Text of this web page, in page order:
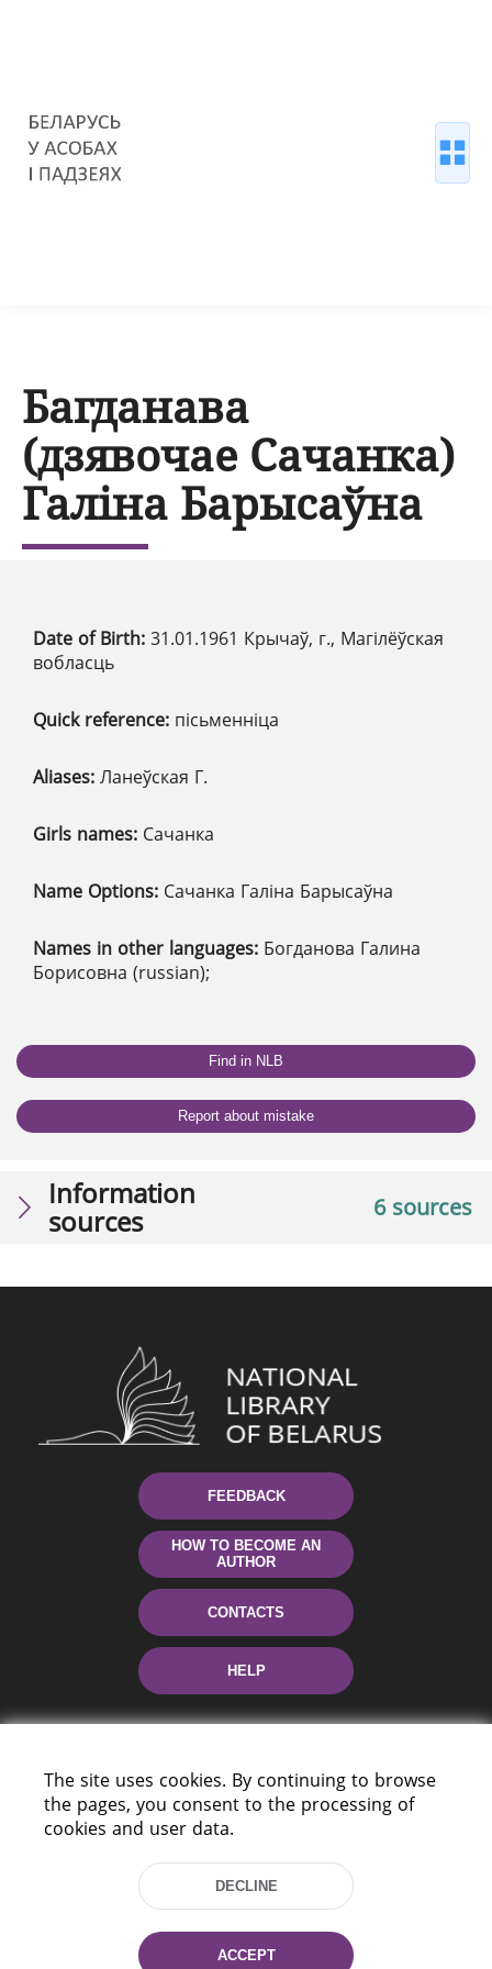
Багданава
(дзявочае Сачанка)
Галіна Барысаўна
Date of Birth: 31.01.1961 Крычаў, г., Магілёўская
вобласць
Quick reference: пісьменніца
Aliases: Ланеўская Г.
Girls names: Сачанка
Name Options: Сачанка Галіна Барысаўна
Names in other languages: Богданова Галина
Борисовна (russian);
Find in NLB
Report about mistake
6 sources
Information
sources
FEEDBACK
HOW TO BECOME AN
AUTHOR
CONTACTS
HELP
220114, Niezaležnasci Ave. 116, Minsk,
Tel.: (+375 17) 368 37 37
Fax: (+375 17) 368 97 06
The site uses cookies. By continuing to browse
the pages, you consent to the processing of
cookies and user data.
DECLINE
ACCEPT